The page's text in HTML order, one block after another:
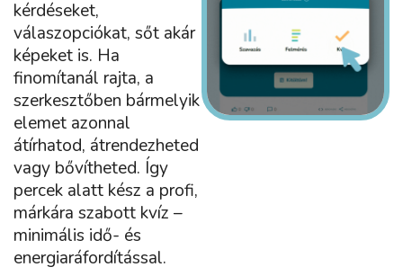
kérdéseket,
válaszopciókat, sőt akár
képeket is. Ha
finomítanál rajta, a
szerkesztőben bármelyik
elemet azonnal
átírhatod, átrendezheted
vagy bővítheted. Így
percek alatt kész a profi,
márkára szabott kvíz –
minimális idő- és
energiaráfordítással.